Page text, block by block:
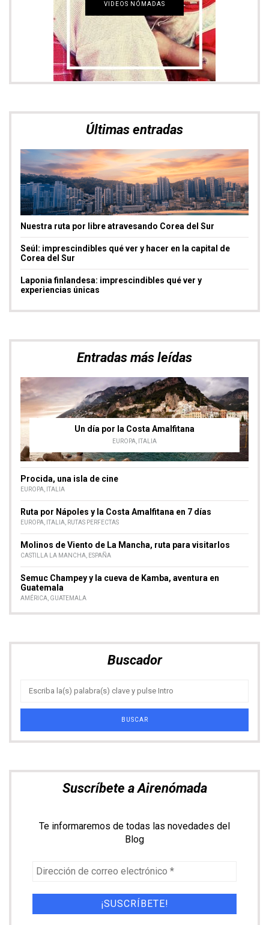
Últimas entradas
Seúl: imprescindibles qué ver y hacer en la capital de
Laponia finlandesa: imprescindibles qué ver y
experiencias únicas
Entradas más leídas
Un día por la Costa Amalfitana
Procida, una isla de cine
Ruta por Nápoles y la Costa Amalfitana en 7 días
EUROPA ITALIA ,RUTAS PERFECTAS
Molinos de Viento de La Mancha, ruta para visitarlos
CASTILLA LA MANCHA
Semuc Champey y la cueva de Kamba, aventura en
Guatemala
AMÉRICA,GUATEMALA
Buscador
Te informaremos de todas las novedades del
Blog
Síguenos